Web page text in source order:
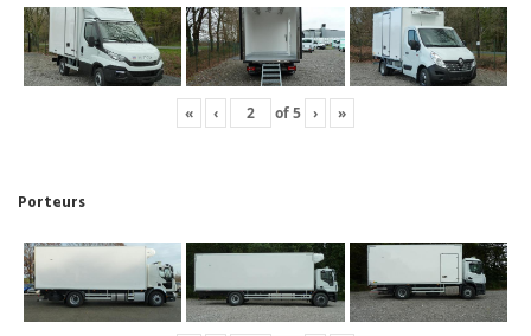
« ‹ of5 › »
Porteurs